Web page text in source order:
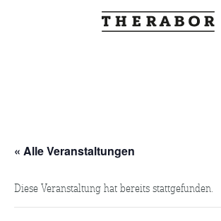
Das Team
« Alle Veranstaltungen
Diese Veranstaltung hat bereits stattgefunden.